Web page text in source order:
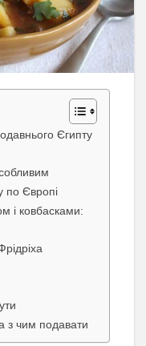
Єгипту
по Європі
і ковбасками:
з чим подавати